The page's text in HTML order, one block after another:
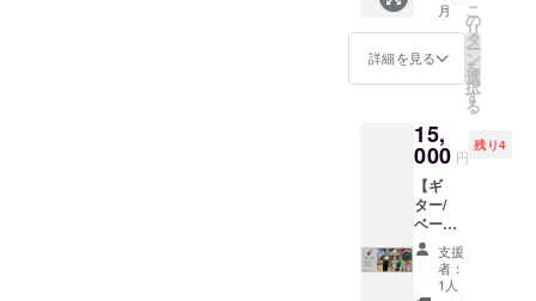
検討い
ており
ます。
ろに
よっ
て、可
能か不
可能か
の判断
を待た
せてく
ださ
別）の
ご負
担、ご
6アー
ティス
ト出演
（予
定）。
※スペー
スの都
合によ
り、先
円 出
演：イ
ンター
ネット
で出演
（締切
を設定 /
応募多
数の場
合は映
像審査
をさせ
ていた
だきま
四回6月
19日
(日) 会
場：京
丹後森
BEATC
AMP 時
間：開
場10:00
/ 開演
13:00 /
終演
18:00 /
閉場
楽とア
ウトド
ア好き
な方々
との出
演出し
たいと
考えて
いま
す。 日
程 第一
回6月11
日(土) /
第二回6
ドファ
ンディ
返礼品
として
CAMP /
ハッテ
マン
ラ」と
コラボ
レー
ション
いただ
けるこ
ている
ター・
ベース
スト
ラッ
プ。 イ
ケベ楽
器様で
もお取
り扱い
されて
いるよ
我々
「BEAT
CAMP /
コラボ
レー
いただ
けるこ
とにな
りまし
た。 実
はプロ
言で十
分です
よね。
ca*caさ
トドア
な雰囲
気を感
じるオ
リジナ
ルスト
ラップ
を この
度、ク
ネット
でスト
ラップ
ショッ
プを営
「ca*ca
」。 通
販サイ
ト
→https:
//minne.
com/@
ca-ca
“特別の
月
詳細を見る
こ
の
リ
タ
ー
ン
を
選
択
す
る
15,
000 円
残り4
【ギ
ター/
ベース
用スト
ラップ
セット
支援
者：
1人